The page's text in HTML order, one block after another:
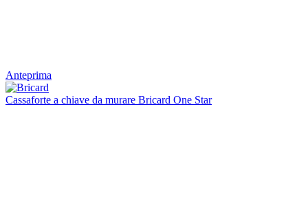
Anteprima
Cassaforte a chiave da murare Bricard One Star